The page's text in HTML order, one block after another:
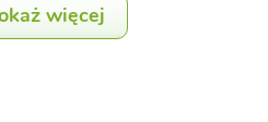
więcej